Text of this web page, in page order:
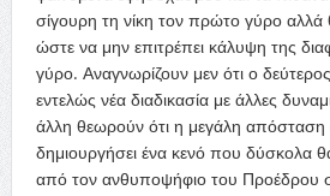
σίγουρη τη νίκη τον πρώτο γύρο αλλά
ώστε να μην επιτρέπει κάλυψη της
γύρο. Αναγνωρίζουν μεν ότι ο
εντελώς νέα διαδικασία με άλλες
άλλη θεωρούν ότι η μεγάλη
δημιουργήσει ένα κενό που δύσκολα
από τον ανθυποψήφιο του Προέδρου